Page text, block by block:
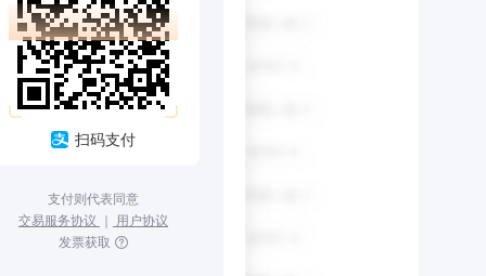
扫码支付
支付则代表同意
交易服务协议 ｜ 用户协议
发票获取